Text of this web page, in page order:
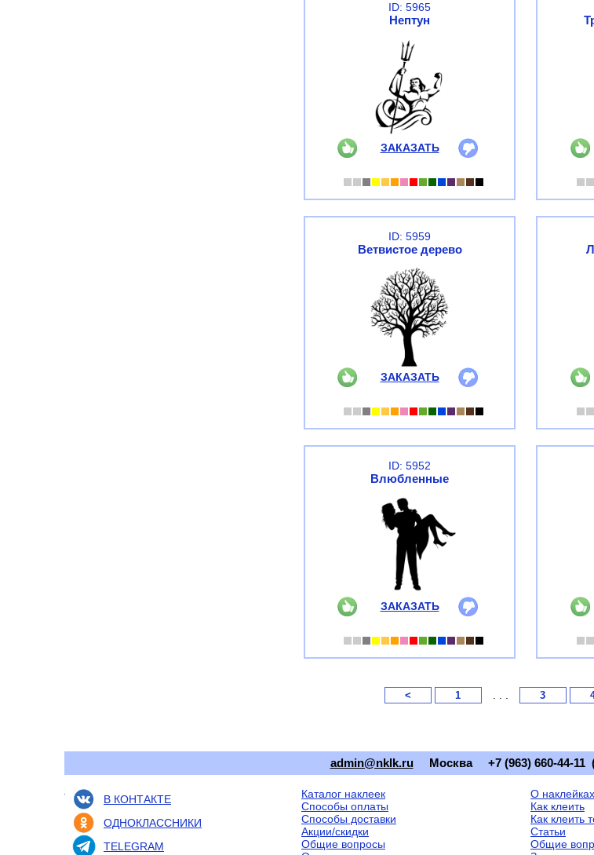
ID: 5965
Нептун
ЗАКАЗАТЬ
ID: 5959
Ветвистое дерево
ЗАКАЗАТЬ
ID: 5952
Влюбленные
ЗАКАЗАТЬ
< 1 3
admin@nklk.ru Москва +7 (963) 660-44-
В КОНТАКТЕ
ОДНОКЛАССНИКИ
TELEGRAM
Каталог наклеек
Способы оплаты
Способы доставки
Акции/скидки
Общие вопросы
О наклейках
Как клеить
Как клеить
Статьи
Общие